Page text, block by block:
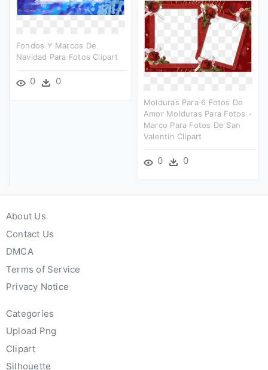
Fondos Y Marcos De
Navidad Para Fotos Clipart
0 0
Molduras Para 6 Fotos De
Amor Molduras Para Fotos -
Marco Para Fotos De San
Valentin Clipart
0 0
About Us
Contact Us
DMCA
Terms of Service
Privacy Notice
Categories
Upload Png
Clipart
Silhouette